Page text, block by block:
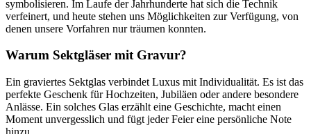
symbolisieren. Im Laufe der Jahrhunderte hat sich die Technik
verfeinert, und heute stehen uns Möglichkeiten zur Verfügung, von
denen unsere Vorfahren nur träumen konnten.
Warum Sektgläser mit Gravur?
Ein graviertes Sektglas verbindet Luxus mit Individualität. Es ist das
perfekte Geschenk für Hochzeiten, Jubiläen oder andere besondere
Anlässe. Ein solches Glas erzählt eine Geschichte, macht einen
Moment unvergesslich und fügt jeder Feier eine persönliche Note
hinzu.